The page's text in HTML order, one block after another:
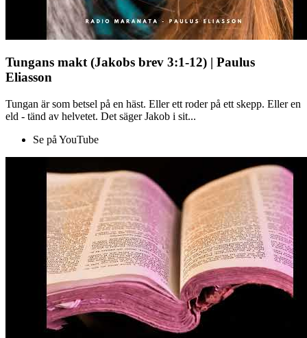
Tungans makt (Jakobs brev 3:1-12) | Paulus
Eliasson
Tungan är som betsel på en häst. Eller ett roder på ett skepp. Eller en
eld - tänd av helvetet. Det säger Jakob i sit...
Se på YouTube